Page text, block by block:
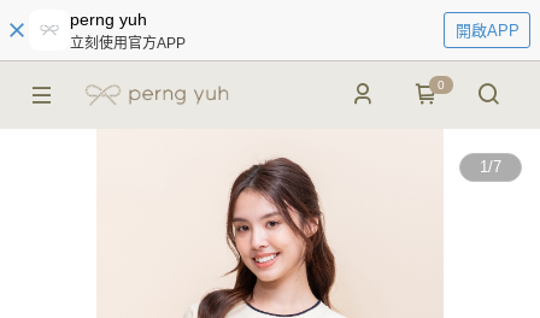
perng yuh
立刻使用官方APP
開啟APP
0
1/7